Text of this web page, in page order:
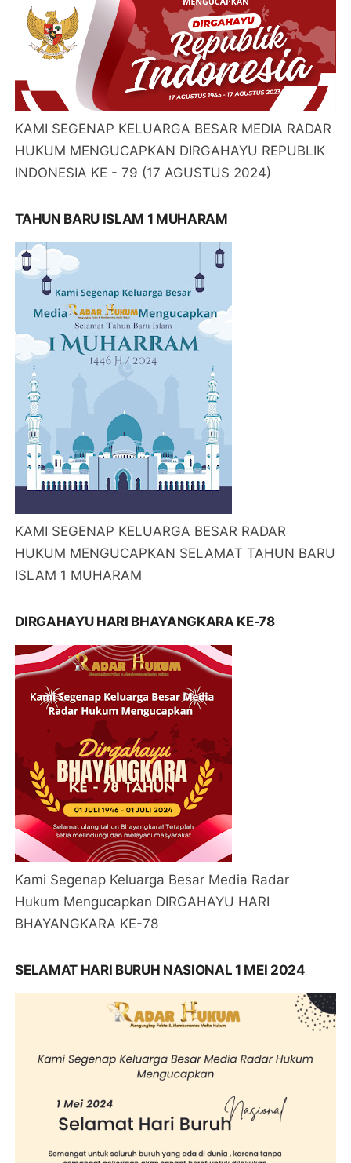
KAMI SEGENAP KELUARGA BESAR MEDIA RADAR
HUKUM MENGUCAPKAN DIRGAHAYU REPUBLIK
INDONESIA KE - 79 (17 AGUSTUS 2024)
TAHUN BARU ISLAM 1 MUHARAM
KAMI SEGENAP KELUARGA BESAR RADAR
HUKUM MENGUCAPKAN SELAMAT TAHUN BARU
ISLAM 1 MUHARAM
DIRGAHAYU HARI BHAYANGKARA KE-78
Kami Segenap Keluarga Besar Media Radar
Hukum Mengucapkan DIRGAHAYU HARI
BHAYANGKARA KE-78
SELAMAT HARI BURUH NASIONAL 1 MEI 2024